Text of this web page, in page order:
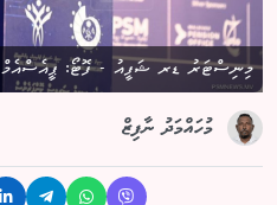
މިނިސްޓަރު ޑރ ޝަފީއު - ފޮޓޯ: ޕީއެސްއެމް
މުހައްމަދު ނާފިޒް